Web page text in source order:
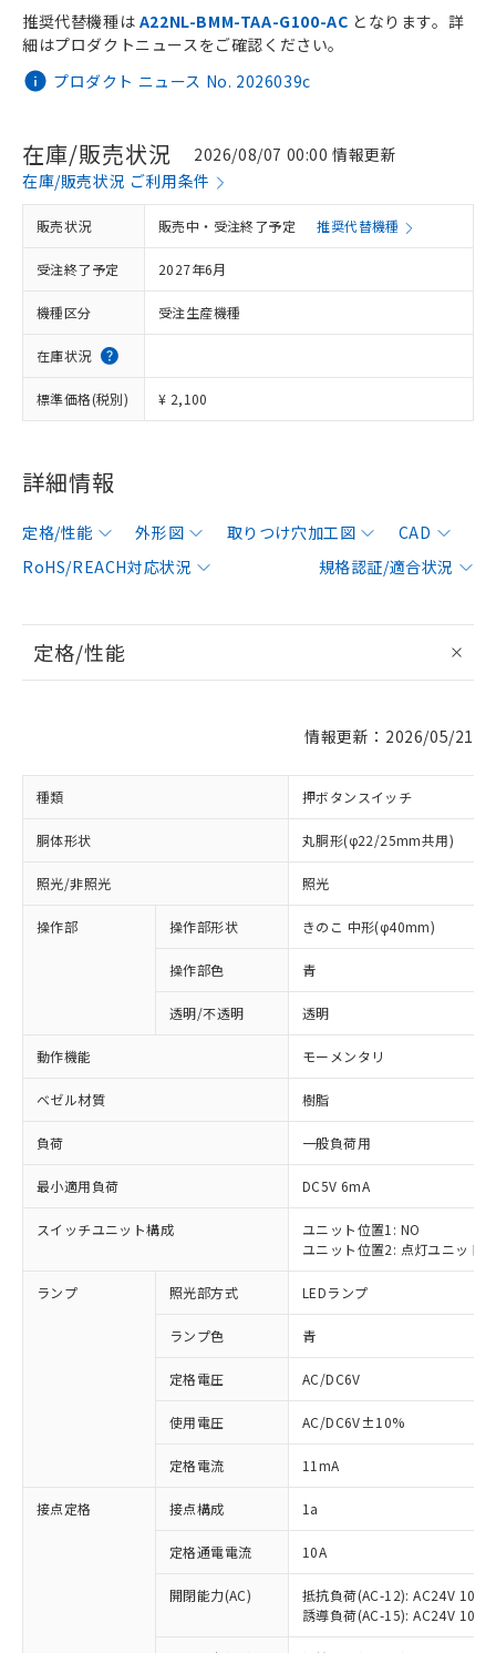
プロダクト ニュース No. 2026039c
推奨代替機種は A22NL-BMM-TAA-G100-AC となります。詳
細はプロダクトニュースをご確認ください。
在庫/販売状況
2026/08/07 00:00 情報更新
在庫/販売状況 ご利用条件
販売状況 販売中・受注終了予定 推奨代替機種
受注終了予定 2027年6月
機種区分 受注生産機種
在庫状況
標準価格(税別) ¥ 2,100
詳細情報
定格/性能 外形図 取りつけ穴加工図
CAD
RoHS/REACH対応状況
規格認証/適合状況
定格/性能
情報更新：2026/05/21
種類 押ボタンスイッチ
胴体形状 丸胴形(φ22/25mm共用)
照光/非照光 照光
操作部 操作部形状 きのこ 中形(φ40mm)
操作部色 青
透明/不透明 透明
動作機能 モーメンタリ
ベゼル材質 樹脂
負荷 一般負荷用
最小適用負荷 DC5V 6mA
スイッチユニット構成
ユニット位置1: NO
ユニット位置2: 点灯ユニット
ランプ 照光部方式 LEDランプ
ランプ色 青
定格電圧 AC/DC6V
使用電圧 AC/DC6V±10%
定格電流 11mA
接点定格 接点構成 1a
定格通電電流 10A
開閉能力(AC)
抵抗負荷(AC-12): AC24V 10A/
誘導負荷(AC-15): AC24V
以下の条件をお読みいただき、同意のうえ
本サービスは、当社制御機器事業取扱
商品の当社在庫状況および標準価格
(税抜)を提供させていただくもので
当社制御機器事業取扱商品の中には、
本サービスの対象外となる商品もある
非含有に対応した製品が提供可能な商品で
対応予定：EU RoHS指令（10物質）の非含
有に対応した製品に切り替える予定のある
対応予定なし：EU RoHS指令（10物質）の
非含有に非対応の商品で、対応品を出す予
調査・確認中：EU RoHS指令（10物質）の
非含有の対応状況を調査中または確認中の
非該当品：ライセンス料など無形物で、有
害物質有無と関係のない商品です。
仕入先様の事情により、非含有部品として
「○」：最大均質材料含有率が中国RoHSの
基準値以下であることを示します。
「×」：最大均質材料含有率が中国RoHSの